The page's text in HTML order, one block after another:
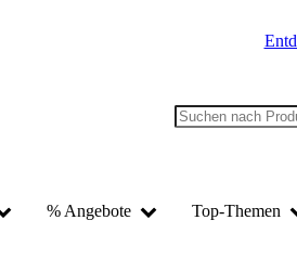
% Angebote Top-Themen